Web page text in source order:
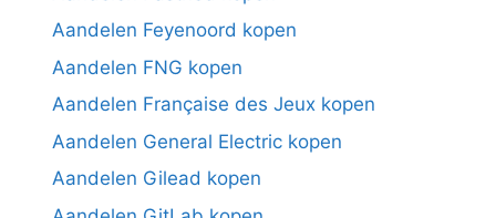
Aandelen Feyenoord kopen
Aandelen FNG kopen
Aandelen Française des Jeux kopen
Aandelen General Electric kopen
Aandelen Gilead kopen